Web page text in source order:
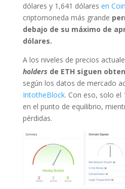
dólares y 1,641 dólares en
criptomoneda más grande
debajo de su máximo de
dólares.
A los niveles de precios
holders de ETH siguen
según los datos de mercado
IntotheBlock. Con eso, solo el
en el punto de equilibrio,
pérdidas.